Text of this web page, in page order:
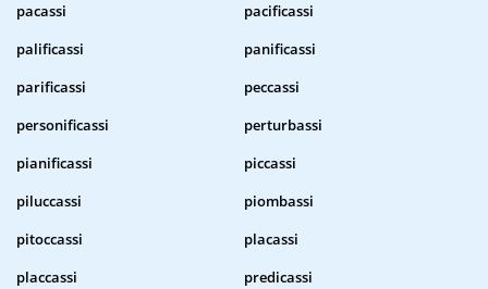
pacassi
pacificassi
palificassi
panificassi
parificassi
peccassi
personificassi
perturbassi
pianificassi
piccassi
piluccassi
piombassi
pitoccassi
placassi
placcassi
predicassi